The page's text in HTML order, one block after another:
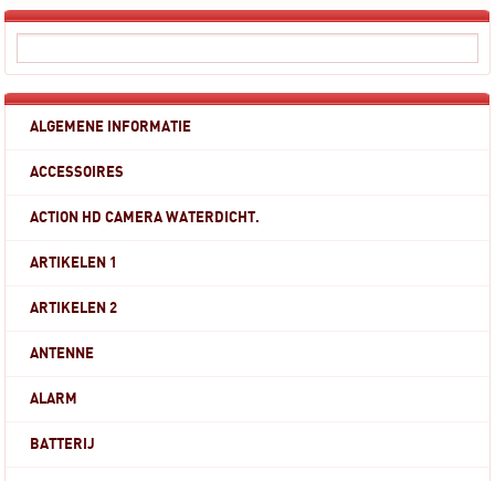
ALGEMENE INFORMATIE
ACCESSOIRES
ACTION HD CAMERA WATERDICHT.
ARTIKELEN 1
ARTIKELEN 2
ANTENNE
ALARM
BATTERIJ